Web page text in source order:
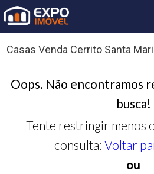
Casas Venda Cerrito Santa
Oops. Não encontramos
busca!
Tente restringir menos
consulta: Voltar
ou